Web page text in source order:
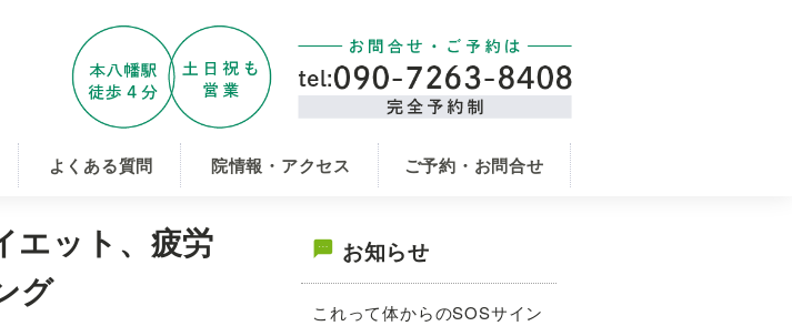
よくある質問 院情報・アクセス ご予約・お問合せ
エット、疲労
グ
最
初
お知らせ
これって体からのSOSサイン